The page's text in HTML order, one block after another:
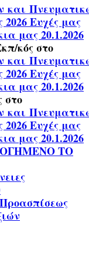
και
2026 Ευχές μας
μας 20.1.2026
κόςστο
και
2026 Ευχές μας
μας 20.1.2026
στο
και
2026 Ευχές μας
μας 20.1.2026
ΤΟ